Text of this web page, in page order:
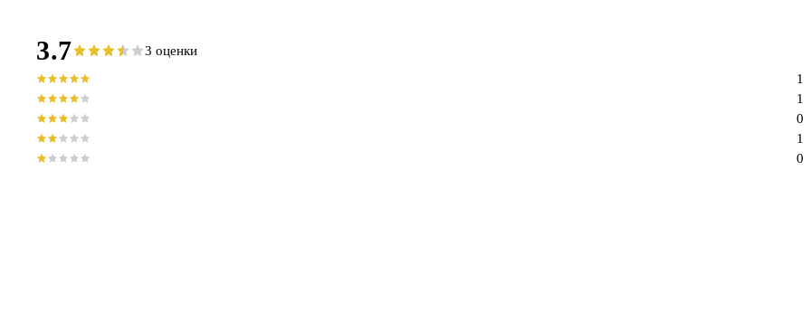
3.7 3 оценки
0
1
0
1
1